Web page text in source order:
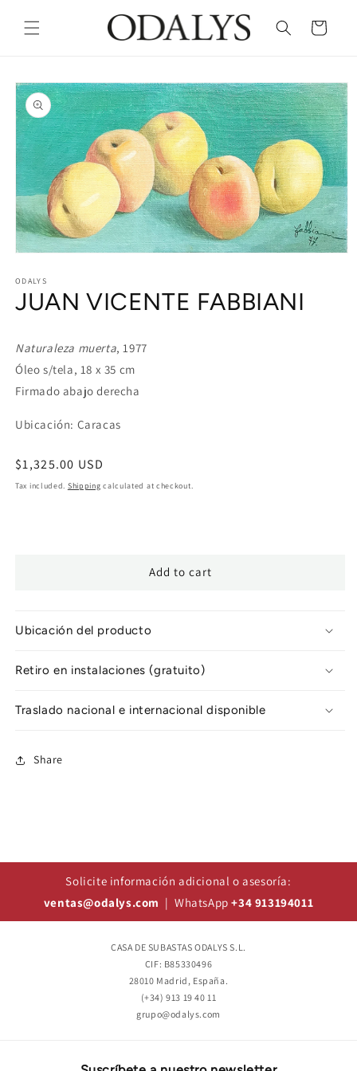
content
Cart
Skip to
product
information
1
modal
ODALYS
JUAN VICENTE FABBIANI
Naturaleza muerta, 1977
Óleo s/tela, 18 x 35 cm
Firmado abajo derecha
Ubicación: Caracas
Regular
price
$1,325.00 USD
Tax included. Shipping calculated at checkout.
Add to cart
Ubicación del producto
Retiro en instalaciones (gratuito)
Traslado nacional e internacional disponible
Share
Solicite información adicional o asesoría:
ventas@odalys.com | WhatsApp+34 913194011
CASA DE SUBASTAS ODALYS S.L.
CIF: B85330496
28010 Madrid, España.
(+34) 913 19 40 11
grupo@odalys.com